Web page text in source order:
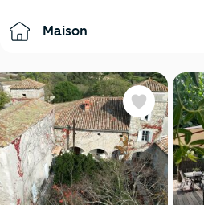
Maison
Favoris